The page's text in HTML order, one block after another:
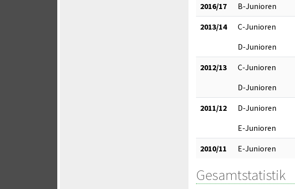
2016/17 B-Junioren
2013/14 C-Junioren
D-Junioren
2012/13 C-Junioren
D-Junioren
2011/12 D-Junioren
E-Junioren
2010/11 E-Junioren
Gesamtstatistik